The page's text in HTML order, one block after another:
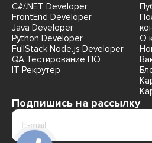
C#/.NET Developer
FrontEnd Developer
Java Developer
Python Developer
FullStack Node.js Developer
QA Тестирование ПО
IT Рекрутер
О
Подпишись на рассылку